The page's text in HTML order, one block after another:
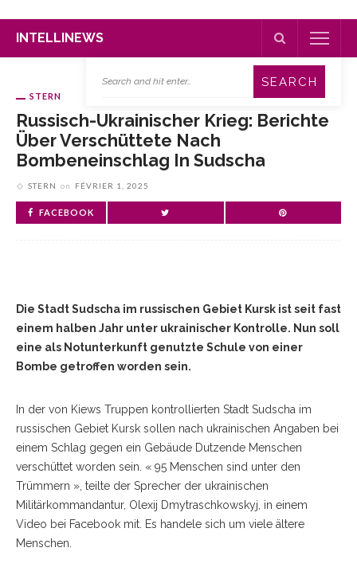
INTELLINEWS
STERN
Russisch-Ukrainischer Krieg: Berichte
Über Verschüttete Nach
Bombeneinschlag In Sudscha
STERN on FÉVRIER 1, 2025
FACEBOOK
Die Stadt Sudscha im russischen Gebiet Kursk ist seit fast
einem halben Jahr unter ukrainischer Kontrolle. Nun soll
eine als Notunterkunft genutzte Schule von einer
Bombe getroffen worden sein.
In der von Kiews Truppen kontrollierten Stadt Sudscha im
russischen Gebiet Kursk sollen nach ukrainischen Angaben bei
einem Schlag gegen ein Gebäude Dutzende Menschen
verschüttet worden sein. « 95 Menschen sind unter den
Trümmern », teilte der Sprecher der ukrainischen
Militärkommandantur, Olexij Dmytraschkowskyj, in einem
Video bei Facebook mit. Es handele sich um viele ältere
Menschen.